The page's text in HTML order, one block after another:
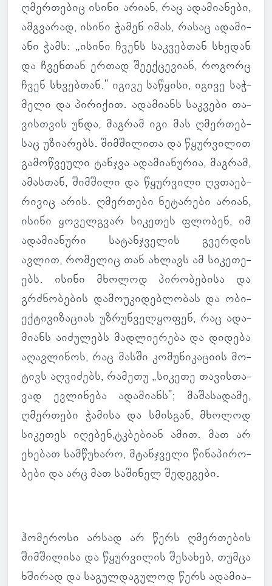
ღმერ­თე­ბიც ისინი არიან, რაც ადა­მი­ა­ნები,
ამ­გვა­რად, ისინი ჭამენ იმას, რასაც ადა­მი­
ანი ჭამს: „ისინი ჩვენს საკ­ვებ­თან სხე­დან
და ჩვენ­თან ერთად შე­ექ­ცე­ვიან, რო­გორც
ჩვენ სხვებ­თან." იგივე სა­წყისი, იგივე საჭ­
მელი და პი­რი­ქით. ადა­მი­ანს საკ­ვები თა­
ვის­თვის უნდა, მაგ­რამ იგი მას ღმერ­თებ­
საც უზი­ა­რებს. შიმ­ში­ლითა და წყურ­ვი­ლით
გა­მოწ­ვე­ული ტან­ჯვა ადა­მი­ა­ნუ­რია, მაგ­რამ,
ამას­თან, შიმ­შილი და წყურ­ვილი ღვთა­ებ­
რი­ვიც არის. ღმერ­თები ნე­ტა­რები არიან,
ისინი ყო­ველ­გვარ სი­კე­თეს ფლო­ბენ, იმ
ადა­მი­ა­ნური სა­ტან­ჯვე­ლის გვერ­დის
ავლით, რო­მე­ლიც თან ახ­ლავს ამ სი­კე­თე­
ებს. ისინი მხო­ლოდ პი­რო­ბე­ბისა და
გრძნო­ბე­ბის და­მო­უ­კი­დებ­ლო­ბას და ობი­
ექ­ტი­ვი­ზა­ციას უზ­რუნ­ველ­ყო­ფენ, რაც ადა­
მი­ანს აი­ძუ­ლებს მად­ლი­ე­რება და დი­დება
აღავ­ლი­ნოს, რაც მასში კო­მუ­ნი­კა­ციის მო­
ტივს აღ­ვი­ძებს, რა­მეთუ „სი­კეთე თა­ვის­თა­
ვად ევ­ლი­ნება ადა­მი­ანს"; მა­შა­სა­დამე,
ღმერ­თები ჭა­მისა და სმის­გან, მხო­ლოდ
სი­კე­თეს იღე­ბენ,ტკბე­ბიან ამით. მათ არ
ეხე­ბათ სამ­წუ­ხარო, მტან­ჯველი წი­ნა­პი­რო­
ბები და არც მათ სა­ში­ნელ შე­დე­გები.
ჰო­მე­როსი არსად არ წერს ღმერ­თე­ბის
შიმ­ში­ლისა და წყურ­ვი­ლის შე­სა­ხებ, თუმცა
ხში­რად და სა­გულ­და­გუ­ლოდ წერს ადა­მი­ა­